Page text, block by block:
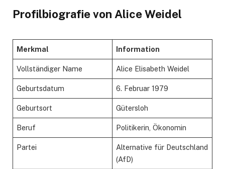
Profilbiografie von Alice Weidel
Merkmal Information
Vollständiger Name Alice Elisabeth Weidel
Geburtsdatum 6. Februar 1979
Geburtsort Gütersloh
Beruf Politikerin, Ökonomin
Partei
Alternative für Deutschland
(AfD)